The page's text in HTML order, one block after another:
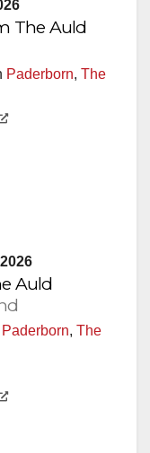
The Auld
Paderborn, The
Auld
Paderborn, The